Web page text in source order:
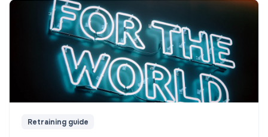
Retraining guide